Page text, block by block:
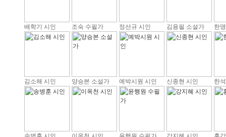
배학기 시인 조숙 수필가 정선규 시인 김용필 소설가 한
김소해 시인 양승본 소설가 예박시원 시인 신종현 시인 한